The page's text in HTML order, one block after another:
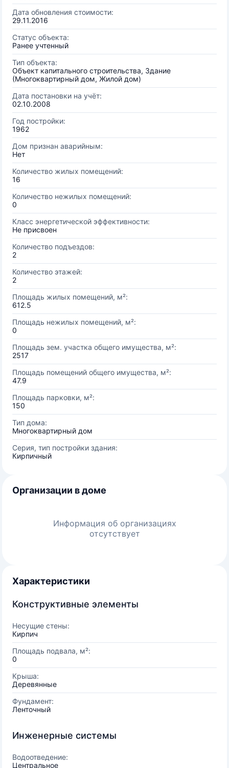
Дата обновления стоимости:
29.11.2016
Статус объекта:
Ранее учтенный
Тип объекта:
Объект капитального строительства, Здание
(Многоквартирный дом, Жилой дом)
Дата постановки на учёт:
02.10.2008
Год постройки:
1962
Дом признан аварийным:
Нет
Количество жилых помещений:
16
Количество нежилых помещений:
0
Класс энергетической эффективности:
Не присвоен
Количество подъездов:
2
Количество этажей:
2
Площадь жилых помещений, м²:
612.5
Площадь нежилых помещений, м²:
0
Площадь зем. участка общего имущества, м²:
2517
Площадь помещений общего имущества, м²:
47.9
Площадь парковки, м²:
150
Тип дома:
Многоквартирный дом
Серия, тип постройки здания:
Кирпичный
Организации в доме
Информация об организациях
отсутствует
Характеристики
Конструктивные элементы
Несущие стены:
Кирпич
Площадь подвала, м²:
0
Крыша:
Деревянные
Фундамент:
Ленточный
Инженерные системы
Водоотведение:
Центральное